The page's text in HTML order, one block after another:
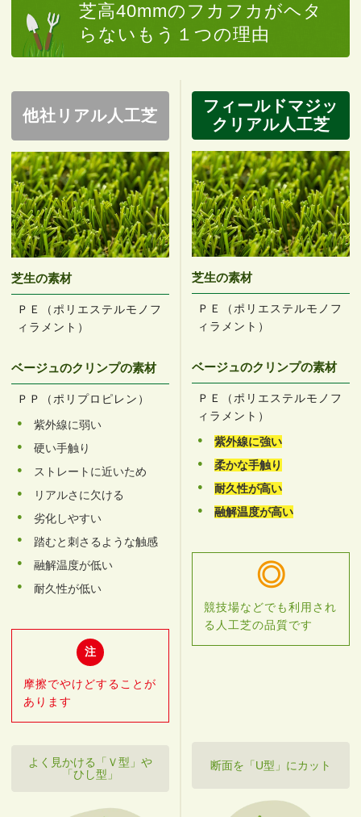
芝高40mmのフカフカがヘタ
らないもう１つの理由
他社リアル人工芝
芝生の素材
ＰＥ（ポリエステルモノフ
ィラメント）
ベージュのクリンプの素材
ＰＰ（ポリプロピレン）
紫外線に弱い
硬い手触り
ストレートに近いため
リアルさに欠ける
劣化しやすい
踏むと刺さるような触感
融解温度が低い
耐久性が低い
摩擦でやけどすることが
あります
よく見かける「Ｖ型」や
「ひし型」
フィールドマジッ
クリアル人工芝
芝生の素材
ＰＥ（ポリエステルモノフ
ィラメント）
ベージュのクリンプの素材
ＰＥ（ポリエステルモノフ
ィラメント）
紫外線に強い
柔かな手触り
耐久性が高い
融解温度が高い
競技場などでも利用され
る 人工芝の品質です
断面を「U型」にカット